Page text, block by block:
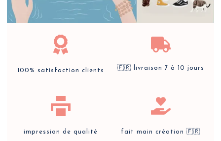
100% satisfaction clients 🇫🇷 livraison 7 à 10 jours
impression de qualité fait main création 🇫🇷